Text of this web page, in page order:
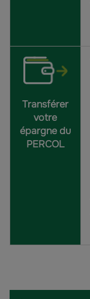
Transférer
votre
épargnedu
PERCOL